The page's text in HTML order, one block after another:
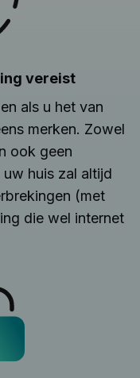
vereist
als u het van
merken. Zowel
ook geen
huis zal altijd
(met
die wel internet